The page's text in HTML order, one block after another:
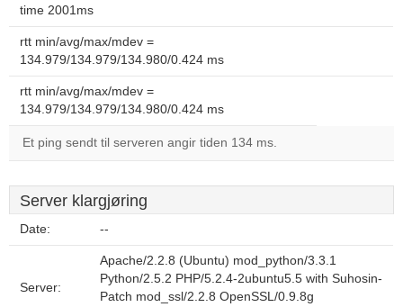
time 2001ms
rtt min/avg/max/mdev =
134.979/134.979/134.980/0.424 ms
rtt min/avg/max/mdev =
134.979/134.979/134.980/0.424 ms
Et ping sendt til serveren angir tiden 134 ms.
Server klargjøring
Date: --
Server:
Apache/2.2.8 (Ubuntu) mod_python/3.3.1
Python/2.5.2 PHP/5.2.4-2ubuntu5.5 with Suhosin-
Patch mod_ssl/2.2.8 OpenSSL/0.9.8g